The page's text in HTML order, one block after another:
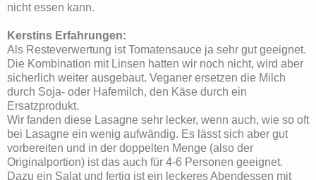
nicht essen kann.
Kerstins Erfahrungen:
Als Resteverwertung ist Tomatensauce ja sehr gut geeignet.
Die Kombination mit Linsen hatten wir noch nicht, wird aber
sicherlich weiter ausgebaut. Veganer ersetzen die Milch
durch Soja- oder Hafemilch, den Käse durch ein
Ersatzprodukt.
Wir fanden diese Lasagne sehr lecker, wenn auch, wie so oft
bei Lasagne ein wenig aufwändig. Es lässt sich aber gut
vorbereiten und in der doppelten Menge (also der
Originalportion) ist das auch für 4-6 Personen geeignet.
Dazu ein Salat und fertig ist ein leckeres Abendessen mit